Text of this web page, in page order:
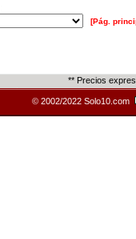
[Pág.
** Precios
© 2002/2022 Solo10.com